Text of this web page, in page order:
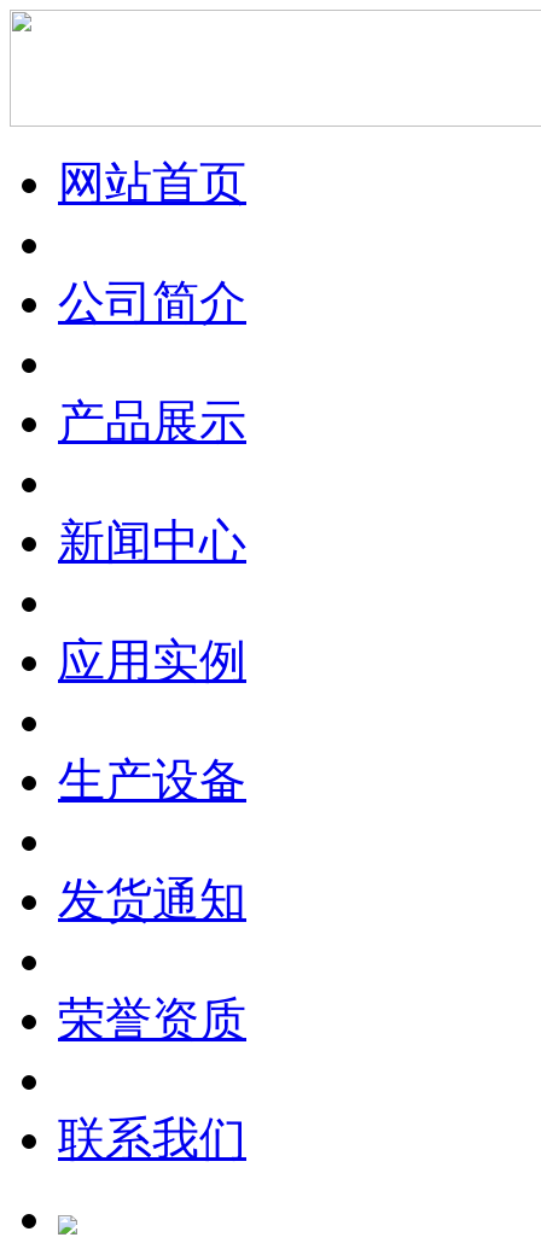
网站首页
公司简介
产品展示
新闻中心
应用实例
生产设备
发货通知
荣誉资质
联系我们